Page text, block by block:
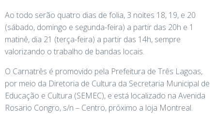
Ao todo serão quatro dias de folia, 3 noites 18, 19, e 20
(sábado, domingo e segunda-feira) a partir das 20h e 1
matinê, dia 21 (terça-feira) a partir das 14h, sempre
valorizando o trabalho de bandas locais.
O Carnatrês é promovido pela Prefeitura de Três Lagoas,
por meio da Diretoria de Cultura da Secretaria Municipal de
Educação e Cultura (SEMEC), e está localizado na Avenida
Rosario Congro, s/n – Centro, próximo a loja Montreal.